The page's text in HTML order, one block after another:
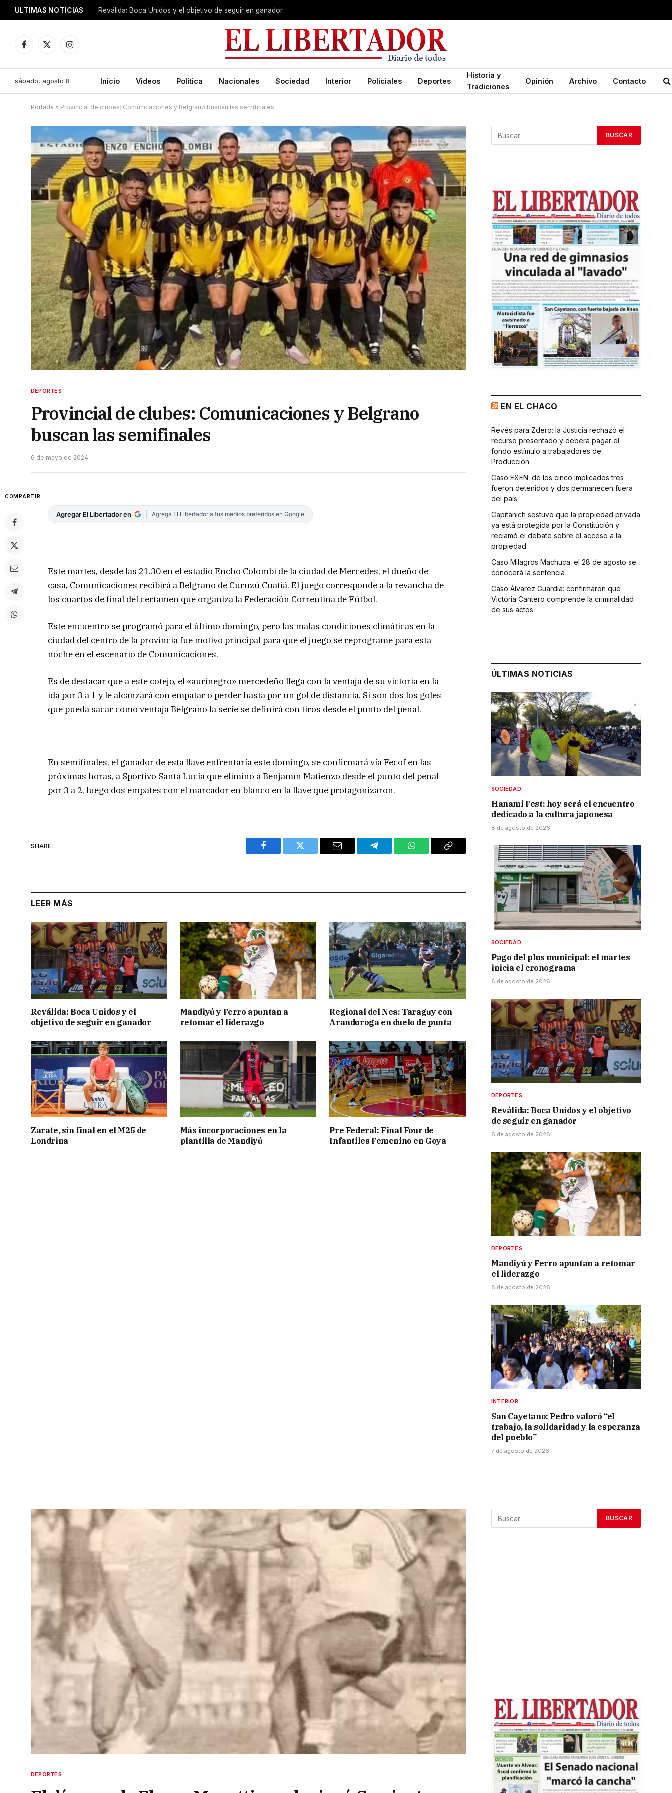
ULTIMAS NOTICIAS Reválida: Boca Unidos y el objetivo de seguir en ganador
Facebook
X
Instagram
sábado, agosto 8 Inicio Videos Política Nacionales Sociedad Interior Policiales Deportes
Historia y
Tradiciones
Opinión Archivo Contacto
Portada » Provincial de clubes: Comunicaciones y Belgrano buscan las semifinales
DEPORTES
Provincial de clubes: Comunicaciones y Belgrano
buscan las semifinales
6 de mayo de 2024
COMPARTIR
Agregar El Libertador en Agrega El Libertador a tus medios preferidos en Google
Este martes, desde las 21.30 en el estadio Encho Colombi de la ciudad de Mercedes, el dueño de
casa, Comunicaciones recibirá a Belgrano de Curuzú Cuatiá. El juego corresponde a la revancha de
los cuartos de final del certamen que organiza la Federación Correntina de Fútbol.
Este encuentro se programó para el último domingo, pero las malas condiciones climáticas en la
ciudad del centro de la provincia fue motivo principal para que el juego se reprograme para esta
noche en el escenario de Comunicaciones.
Es de destacar que a este cotejo, el «aurinegro» mercedeño llega con la ventaja de su victoria en la
ida por 3 a 1 y le alcanzará con empatar o perder hasta por un gol de distancia. Si son dos los goles
que pueda sacar como ventaja Belgrano la serie se definirá con tiros desde el punto del penal.
En semifinales, el ganador de esta llave enfrentaría este domingo, se confirmará vía Fecof en las
próximas horas, a Sportivo Santa Lucía que eliminó a Benjamín Matienzo desde el punto del penal
por 3 a 2, luego dos empates con el marcador en blanco en la llave que protagonizaron.
SHARE.
Facebook Twitter Email Telegram WhatsAppCopy
LEER MÁS
Reválida: Boca Unidos y el
objetivo de seguir en ganador
Mandiyú y Ferro apuntan a
retomar el liderazgo
Regional del Nea: Taraguy con
Aranduroga en duelo de punta
Zarate, sin final en el M25 de
Londrina
Más incorporaciones en la
plantilla de Mandiyú
Pre Federal: Final Four de
Infantiles Femenino en Goya
EN EL CHACO
Revés para Zdero: la Justicia rechazó el
recurso presentado y deberá pagar el
fondo estímulo a trabajadores de
Producción
Caso EXEN: de los cinco implicados tres
fueron detenidos y dos permanecen fuera
del país
Capitanich sostuvo que la propiedad privada
ya está protegida por la Constitución y
reclamó el debate sobre el acceso a la
propiedad
Caso Milagros Machuca: el 28 de agosto se
conocerá la sentencia
Caso Álvarez Guardia: confirmaron que
Victoria Cantero comprende la criminalidad
de sus actos
ÚLTIMAS NOTICIAS
SOCIEDAD
Hanami Fest: hoy será el encuentro
dedicado a la cultura japonesa
8 de agosto de 2026
SOCIEDAD
Pago del plus municipal: el martes
inicia el cronograma
8 de agosto de 2026
DEPORTES
Reválida: Boca Unidos y el objetivo
de seguir en ganador
8 de agosto de 2026
DEPORTES
Mandiyú y Ferro apuntan a retomar
el liderazgo
8 de agosto de 2026
INTERIOR
San Cayetano: Pedro valoró “el
trabajo, la solidaridad y la esperanza
del pueblo”
7 de agosto de 2026
DEPORTES